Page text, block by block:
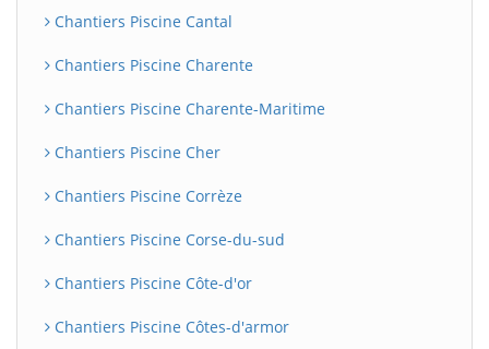
Chantiers Piscine Cantal
Chantiers Piscine Charente
Chantiers Piscine Charente-Maritime
Chantiers Piscine Cher
Chantiers Piscine Corrèze
Chantiers Piscine Corse-du-sud
Chantiers Piscine Côte-d'or
Chantiers Piscine Côtes-d'armor